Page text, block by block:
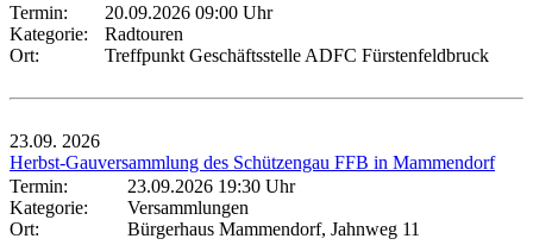
Termin:
20.09.2026 09:00 Uhr
Kategorie:
Radtouren
Ort:
Treffpunkt Geschäftsstelle ADFC Fürstenfeldbruck
23.09. 2026
Herbst-Gauversammlung des Schützengau FFB in Mammendorf
Termin:
23.09.2026 19:30 Uhr
Kategorie:
Versammlungen
Ort:
Bürgerhaus Mammendorf, Jahnweg 11